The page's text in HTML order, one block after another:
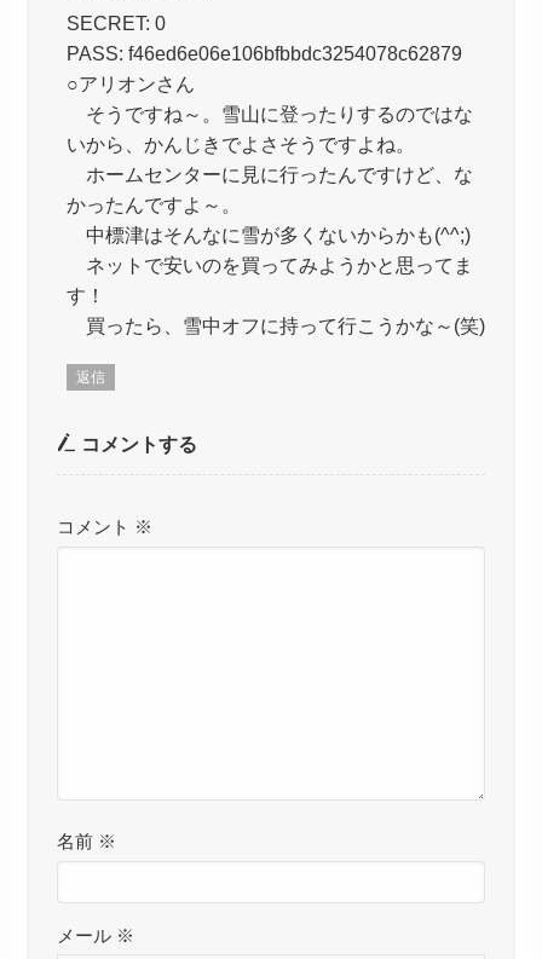
SECRET: 0
PASS: f46ed6e06e106bfbbdc3254078c62879
○アリオンさん
そうですね～。雪山に登ったりするのではな
いから、かんじきでよさそうですよね。
ホームセンターに見に行ったんですけど、な
かったんですよ～。
中標津はそんなに雪が多くないからかも(^^;)
ネットで安いのを買ってみようかと思ってま
す！
買ったら、雪中オフに持って行こうかな～(笑)
返信
コメントする
コメント ※
名前 ※
メール ※